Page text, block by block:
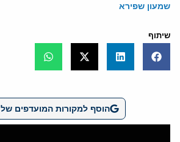
שמעון שפירא
שיתוף
הוסף למקורות המועדפים של Google